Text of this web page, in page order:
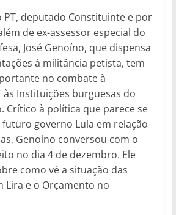
PT, deputado Constituinte e por
de ex-assessor especial do
José Genoíno, que dispensa
à militância petista, tem
no combate à
às Instituições burguesas do
Crítico à política que parece se
governo Lula em relação
Genoíno conversou com o
no dia 4 de dezembro. Ele
como vê a situação das
Lira e o Orçamento no